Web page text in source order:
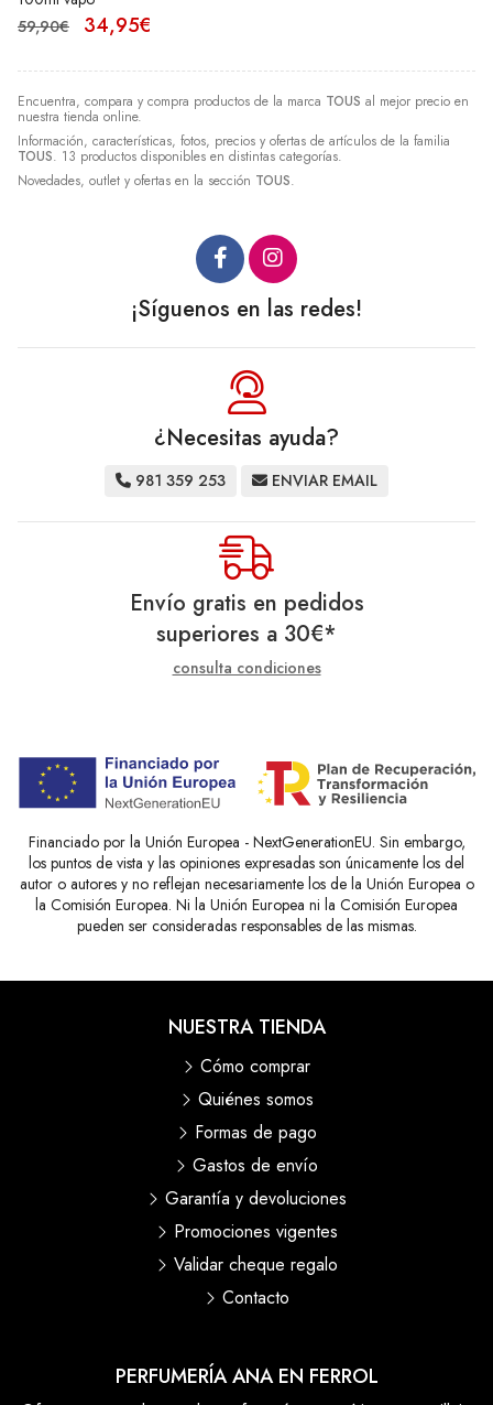
Encuentra, compara y compra productos de la marca TOUS al mejor precio en
nuestra tienda online.
Información, características, fotos, precios y ofertas de artículos de la familia
TOUS. 13 productos disponibles en distintas categorías.
Novedades, outlet y ofertas en la sección TOUS.
59,90€
34,95€
¡Síguenos en las redes!
¿Necesitas ayuda?
981 359 253 ENVIAR EMAIL
Envío gratis en pedidos
superiores a 30€*
consulta condiciones
Financiado por la Unión Europea - NextGenerationEU. Sin embargo,
los puntos de vista y las opiniones expresadas son únicamente los del
autor o autores y no reflejan necesariamente los de la Unión Europea o
la Comisión Europea. Ni la Unión Europea ni la Comisión Europea
pueden ser consideradas responsables de las mismas.
PERFUMERÍA ANA EN FERROL
NUESTRA TIENDA
Cómo comprar
Quiénes somos
Formas de pago
Gastos de envío
Garantía y devoluciones
Promociones vigentes
Validar cheque regalo
Contacto